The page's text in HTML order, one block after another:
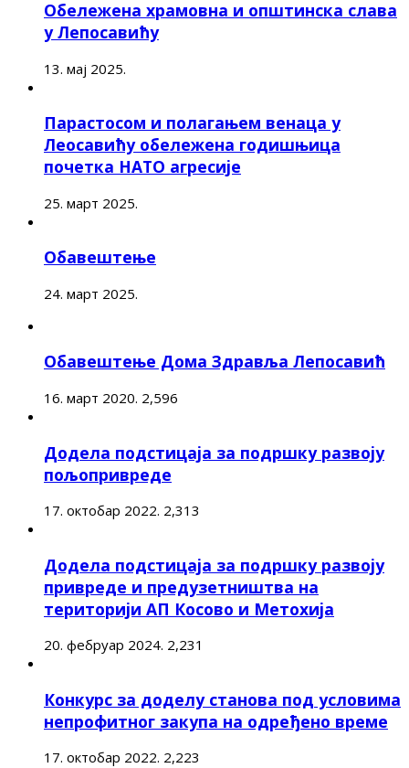
Обележена храмовна и општинска слава
у Лепосавићу
13. мај 2025.
Парастосом и полагањем венаца у
Леосавићу обележена годишњица
почетка НАТО агресије
25. март 2025.
Обавештење
24. март 2025.
Обавештење Дома Здравља Лепосавић
16. март 2020. 2,596
Додела подстицаја за подршку развоју
пољопривреде
17. октобар 2022. 2,313
Додела подстицаја за подршку развоју
привреде и предузетништва на
територији АП Косово и Метохија
20. фебруар 2024. 2,231
Конкурс за доделу станова под условима
непрофитног закупа на одређено време
17. октобар 2022. 2,223